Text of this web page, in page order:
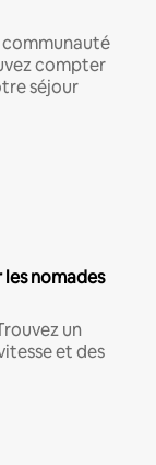
compter
séjour
nomades
un
et des